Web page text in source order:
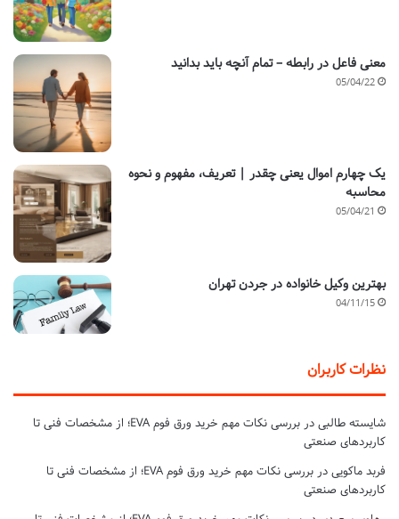
معنی فاعل در رابطه – تمام آنچه باید بدانید
05/04/22
یک چهارم اموال یعنی چقدر | تعریف، مفهوم و نحوه
محاسبه
05/04/21
بهترین وکیل خانواده در جردن تهران
04/11/15
نظرات کاربران
شایسته طالبی در
بررسی نکات مهم خرید ورق فوم EVA؛ از مشخصات فنی تا
کاربردهای صنعتی
فربد ماکویی در
بررسی نکات مهم خرید ورق فوم EVA؛ از مشخصات فنی تا
کاربردهای صنعتی